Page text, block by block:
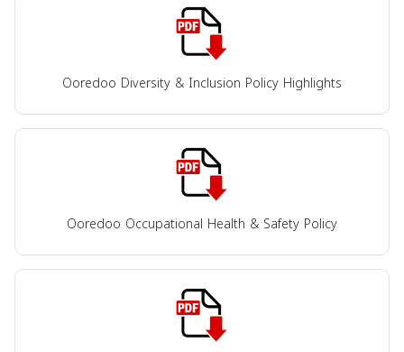
Ooredoo Diversity & Inclusion Policy Highlights
Ooredoo Occupational Health & Safety Policy